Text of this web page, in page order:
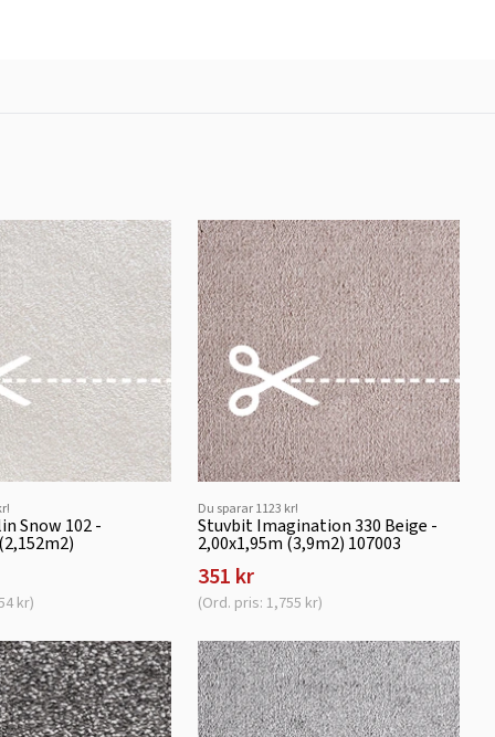
Snow 102 -
kr)
Du sparar 1123 kr!
Stuvbit Imagination 330 Beige -
2,00x1,95m (3,9m2) 107003
351 kr
(Ord. pris: 1,755 kr)